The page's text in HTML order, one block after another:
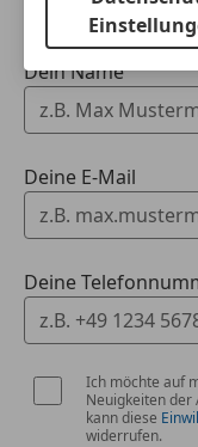
Sportsitze
Touchscreen
Dein Name
Deine E-Mail
Deine
Ich möchte auf
Neuigkeiten der
kann diese
widerrufen.